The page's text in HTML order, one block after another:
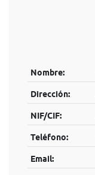
Nombre:
Dirección:
NIF/CIF:
Teléfono:
Email: